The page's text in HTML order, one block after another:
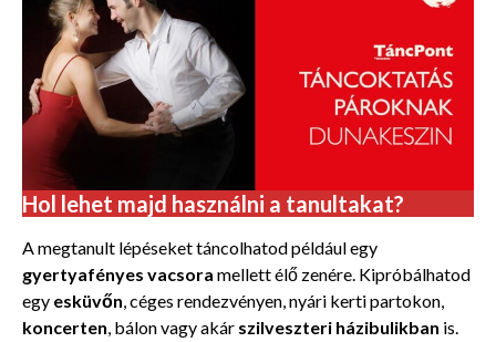
Hol lehet majd használni a tanultakat?
A megtanult lépéseket táncolhatod például egy
gyertyafényes vacsora mellett élő zenére. Kipróbálhatod
egy esküvőn, céges rendezvényen, nyári kerti partokon,
koncerten, bálon vagy akár szilveszteri házibulikban is.